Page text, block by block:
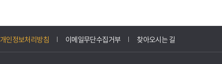
개인정보처리방침 이메일무단수집거부 찾아오시는 길